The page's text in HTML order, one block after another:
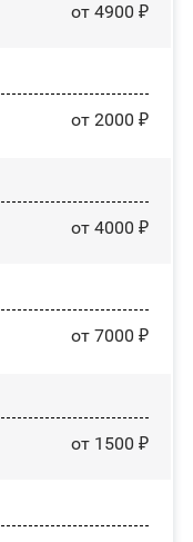
от 4900 ₽
от 2000 ₽
от 4000 ₽
от 7000 ₽
от 1500 ₽